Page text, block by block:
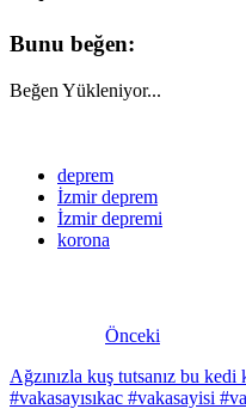
Bunu beğen:
Beğen Yükleniyor...
deprem
İzmir deprem
İzmir depremi
korona
Önceki
Ağzınızla kuş tutsanız bu
#vakasayısıkac #vakasayisi